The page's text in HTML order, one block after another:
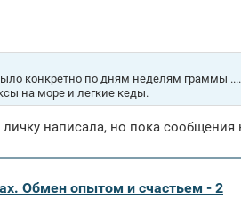
конкретно по дням неделям граммы
на море и легкие кеды.
написала, но пока сообщения
Обмен опытом и счастьем - 2